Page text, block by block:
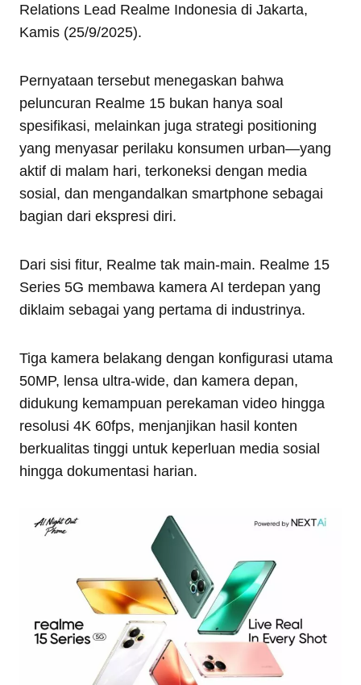
Relations Lead Realme Indonesia di Jakarta,
Kamis (25/9/2025).
Pernyataan tersebut menegaskan bahwa
peluncuran Realme 15 bukan hanya soal
spesifikasi, melainkan juga strategi positioning
yang menyasar perilaku konsumen urban—yang
aktif di malam hari, terkoneksi dengan media
sosial, dan mengandalkan smartphone sebagai
bagian dari ekspresi diri.
Dari sisi fitur, Realme tak main-main. Realme 15
Series 5G membawa kamera AI terdepan yang
diklaim sebagai yang pertama di industrinya.
Tiga kamera belakang dengan konfigurasi utama
50MP, lensa ultra-wide, dan kamera depan,
didukung kemampuan perekaman video hingga
resolusi 4K 60fps, menjanjikan hasil konten
berkualitas tinggi untuk keperluan media sosial
hingga dokumentasi harian.